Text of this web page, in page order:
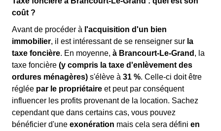
coût ?
Avant de procéder à l'acquisition d'un bien
immobilier, il est intéressant de se renseigner sur la
taxe foncière. En moyenne, à Brancourt-Le-Grand , la
taxe foncière (y compris la taxe d'enlèvement des
ordures ménagères) s'élève à 31 %. Celle-ci doit être
réglée par le propriétaire et peut par conséquent
influencer les profits provenant de la location. Sachez
cependant que dans certains cas, vous pouvez
bénéficier d'une exonération mais cela sera défini en